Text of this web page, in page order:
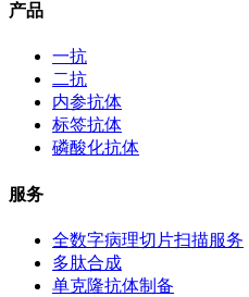
产品
一抗
二抗
内参抗体
标签抗体
磷酸化抗体
服务
全数字病理切片扫描服务
多肽合成
单克隆抗体制备